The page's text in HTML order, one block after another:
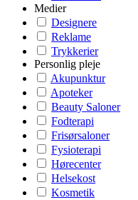
Medier
Designere
Reklame
Trykkerier
Personlig pleje
Akupunktur
Apoteker
Beauty Saloner
Fodterapi
Frisørsaloner
Fysioterapi
Hørecenter
Helsekost
Kosmetik